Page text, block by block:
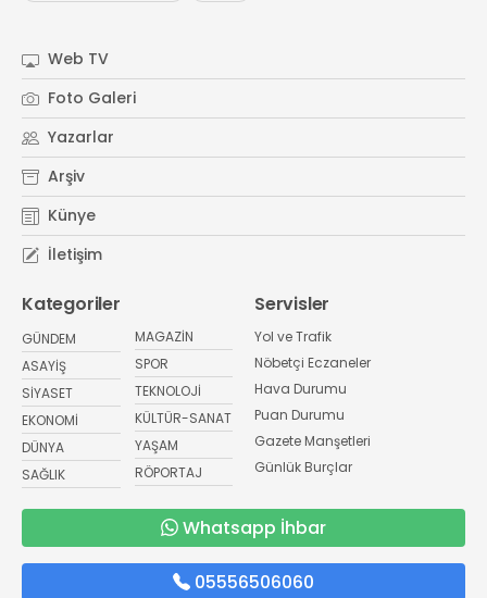
Web TV
Foto Galeri
Yazarlar
Arşiv
Künye
İletişim
Kategoriler
GÜNDEM
ASAYİŞ
SİYASET
EKONOMİ
DÜNYA
SAĞLIK
MAGAZİN
SPOR
TEKNOLOJİ
KÜLTÜR-SANAT
YAŞAM
RÖPORTAJ
Servisler
Yol ve Trafik
Nöbetçi Eczaneler
Hava Durumu
Puan Durumu
Gazete Manşetleri
Günlük Burçlar
Whatsapp İhbar
05556506060